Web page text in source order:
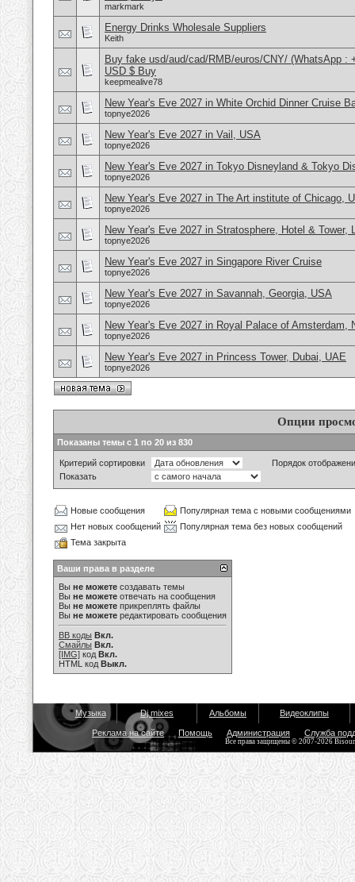
markmark
Energy Drinks Wholesale Suppliers
Keith
Buy fake usd/aud/cad/RMB/euros/CNY/ (WhatsApp :
USD $ Buy
keepmealive78
New Year's Eve 2027 in White Orchid Dinner Cruise
topnye2026
New Year's Eve 2027 in Vail, USA
topnye2026
New Year's Eve 2027 in Tokyo Disneyland & Tokyo
topnye2026
New Year's Eve 2027 in The Art institute of Chicago,
topnye2026
New Year's Eve 2027 in Stratosphere, Hotel & Tower,
topnye2026
New Year's Eve 2027 in Singapore River Cruise
topnye2026
New Year's Eve 2027 in Savannah, Georgia, USA
topnye2026
New Year's Eve 2027 in Royal Palace of Amsterdam,
topnye2026
New Year's Eve 2027 in Princess Tower, Dubai, UAE
topnye2026
Опции
Показаны темы с 1 по 20 из 830
Критерий сортировки
Порядок
Показать
Новые сообщения
Популярная тема с новыми сообщениями
Нет новых сообщений
Популярная тема без новых сообщений
Тема закрыта
Ваши права в разделе
Вы не можете создавать темы
Вы не можете отвечать на сообщения
Вы не можете прикреплять файлы
Вы не можете редактировать сообщения
BB коды Вкл.
Смайлы Вкл.
[IMG] код Вкл.
HTML код Выкл.
Музыка Dj mixes Альбомы Видеоклипы
Реклама на сайте Помощь Администрация Служба
Все права защищены © 2007-2026